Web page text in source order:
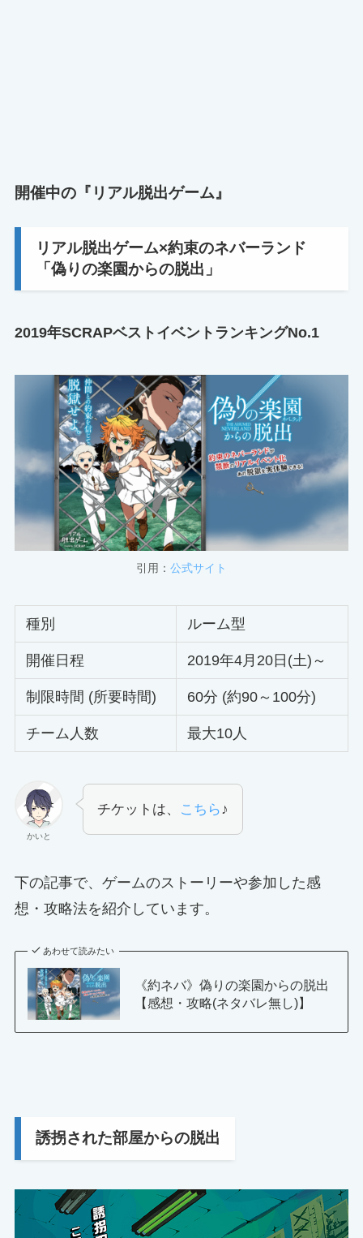
開催中の『リアル脱出ゲーム』
リアル脱出ゲーム×約束のネバーランド
「偽りの楽園からの脱出」
2019年SCRAPベストイベントランキングNo.1
引用： 公式サイト
種別 ルーム型
開催日程 2019年4月20日(土)～
制限時間 (所要時間) 60分 (約90～100分)
チーム人数 最大10人
かいと
チケットは、 こちら♪
下の記事で、ゲームのストーリーや参加した感
想・攻略法を紹介しています。
あわせて読みたい
《約ネバ》偽りの楽園からの脱出
【感想・攻略(ネタバレ無し)】
誘拐された部屋からの脱出